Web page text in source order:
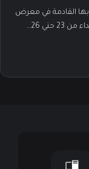
القادمة في معرض